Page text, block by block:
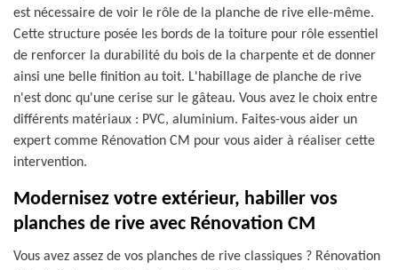
est nécessaire de voir le rôle de la planche de rive elle-même.
Cette structure posée les bords de la toiture pour rôle essentiel
de renforcer la durabilité du bois de la charpente et de donner
ainsi une belle finition au toit. L'habillage de planche de rive
n'est donc qu'une cerise sur le gâteau. Vous avez le choix entre
différents matériaux : PVC, aluminium. Faites-vous aider un
expert comme Rénovation CM pour vous aider à réaliser cette
intervention.
Modernisez votre extérieur, habiller vos
planches de rive avec Rénovation CM
Vous avez assez de vos planches de rive classiques ? Rénovation